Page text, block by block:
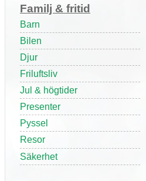
Familj & fritid
Barn
Bilen
Djur
Friluftsliv
Jul & högtider
Presenter
Pyssel
Resor
Säkerhet